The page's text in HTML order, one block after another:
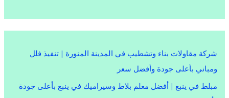
شركة مقاولات بناء وتشطيب في المدينة المنورة | تنفيذ فلل
ومباني بأعلى جودة وأفضل سعر
مبلط في ينبع | أفضل معلم بلاط وسيراميك في ينبع بأعلى جودة